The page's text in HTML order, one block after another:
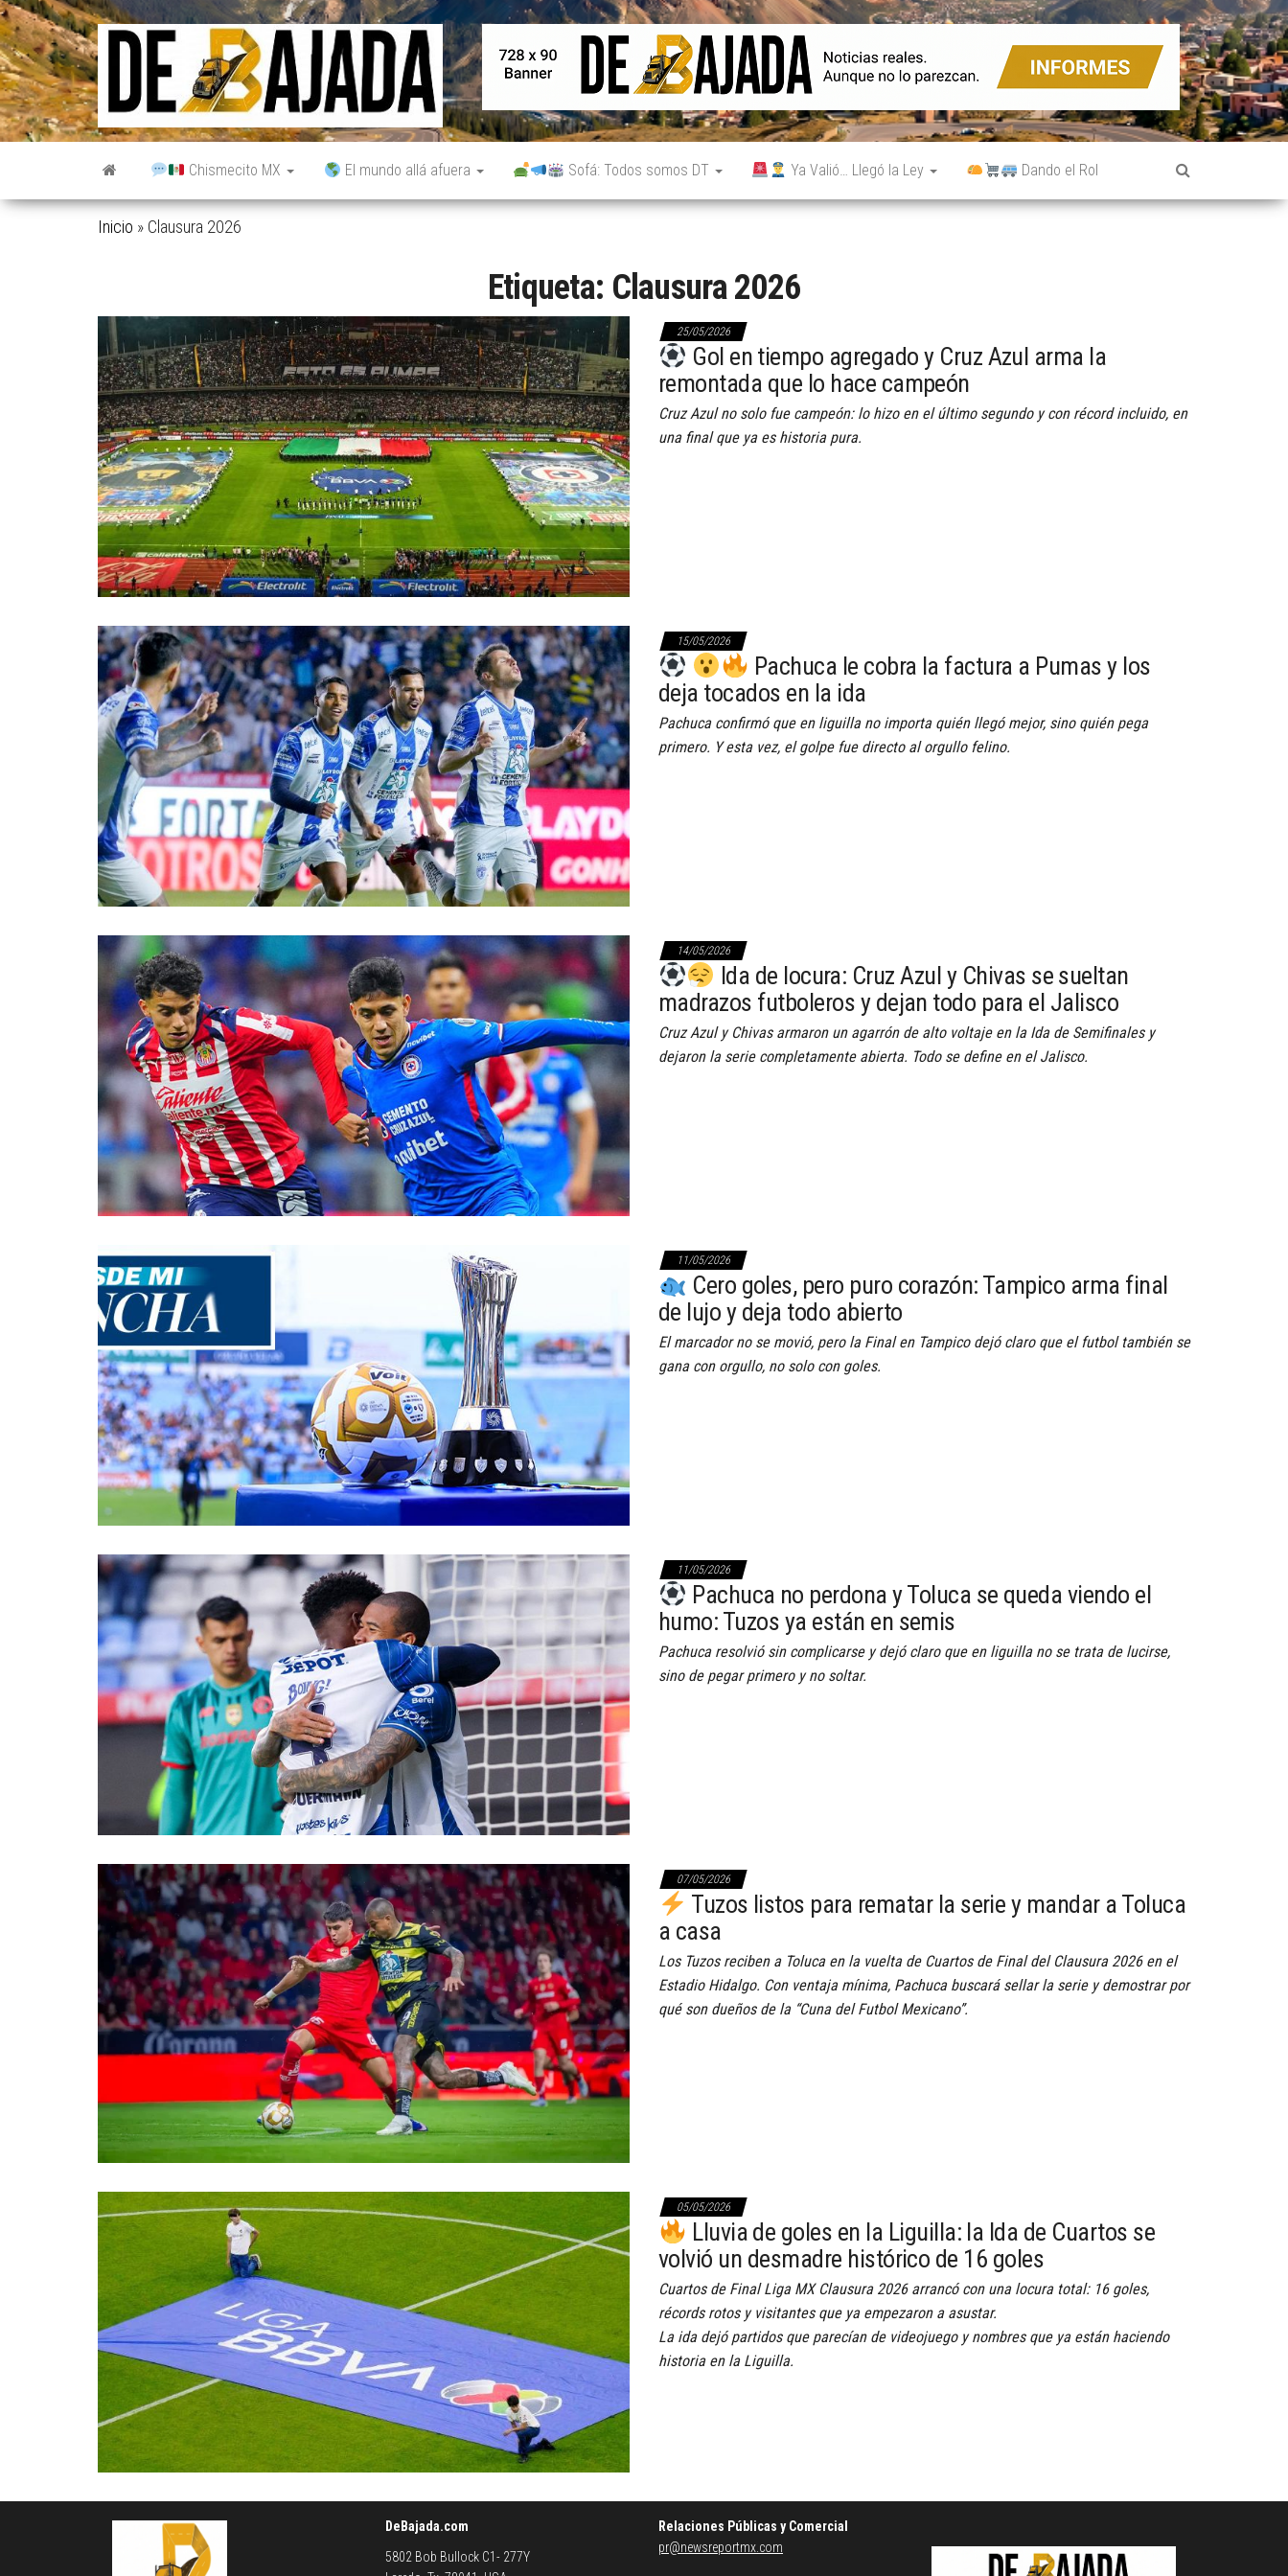
Saltar
al
contenido
De
Bajada
Noticias
reales.
Aunque
no lo
parezcan.
Chismecito MX El mundo allá afuera Sofá: Todos somos DT Ya Valió… Llegó la Ley Dando el Rol
Inicio » Clausura 2026
Etiqueta: Clausura 2026
25/05/2026
Gol en tiempo agregado y Cruz Azul arma la
remontada que lo hace campeón
Cruz Azul no solo fue campeón: lo hizo en el último segundo y con récord incluido, en
una final que ya es historia pura.
15/05/2026
Pachuca le cobra la factura a Pumas y los
deja tocados en la ida
Pachuca confirmó que en liguilla no importa quién llegó mejor, sino quién pega
primero. Y esta vez, el golpe fue directo al orgullo felino.
14/05/2026
Ida de locura: Cruz Azul y Chivas se sueltan
madrazos futboleros y dejan todo para el Jalisco
Cruz Azul y Chivas armaron un agarrón de alto voltaje en la Ida de Semifinales y
dejaron la serie completamente abierta. Todo se define en el Jalisco.
11/05/2026
Cero goles, pero puro corazón: Tampico arma final
de lujo y deja todo abierto
El marcador no se movió, pero la Final en Tampico dejó claro que el futbol también se
gana con orgullo, no solo con goles.
11/05/2026
Pachuca no perdona y Toluca se queda viendo el
humo: Tuzos ya están en semis
Pachuca resolvió sin complicarse y dejó claro que en liguilla no se trata de lucirse,
sino de pegar primero y no soltar.
07/05/2026
Tuzos listos para rematar la serie y mandar a Toluca
a casa
Los Tuzos reciben a Toluca en la vuelta de Cuartos de Final del Clausura 2026 en el
Estadio Hidalgo. Con ventaja mínima, Pachuca buscará sellar la serie y demostrar por
qué son dueños de la “Cuna del Futbol Mexicano”.
05/05/2026
Lluvia de goles en la Liguilla: la Ida de Cuartos se
volvió un desmadre histórico de 16 goles
Cuartos de Final Liga MX Clausura 2026 arrancó con una locura total: 16 goles,
récords rotos y visitantes que ya empezaron a asustar.
La ida dejó partidos que parecían de videojuego y nombres que ya están haciendo
historia en la Liguilla.
DeBajada.com
5802 Bob Bullock C1- 277Y
Relaciones Públicas y Comercial
pr@newsreportmx.com